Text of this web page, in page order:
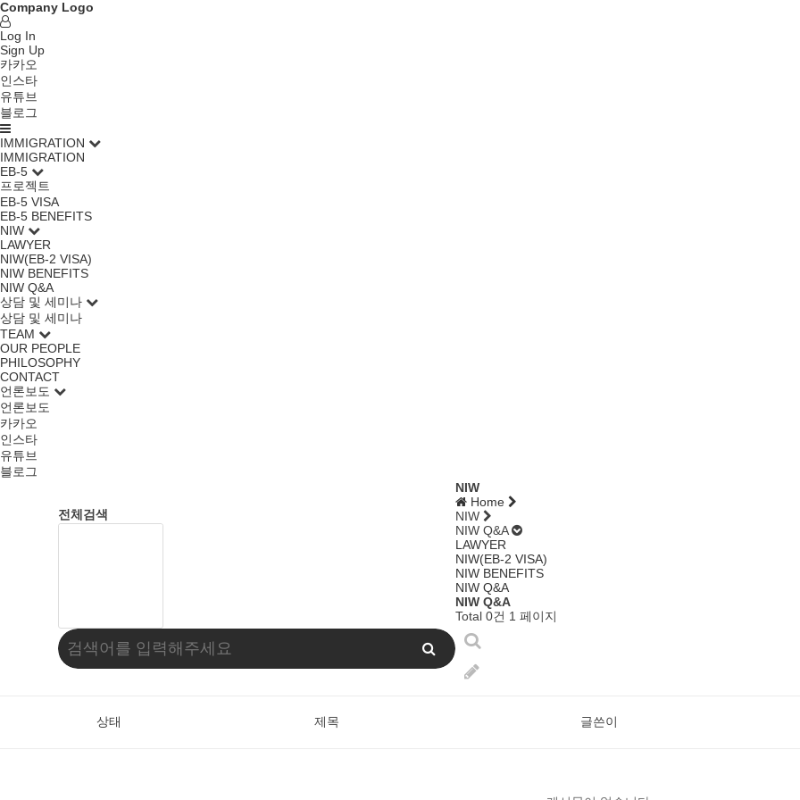
Company Logo
Log In
Sign Up
카카오
인스타
유튜브
블로그
IMMIGRATION
IMMIGRATION
EB-5
프로젝트
EB-5 VISA
EB-5 BENEFITS
NIW
LAWYER
NIW(EB-2 VISA)
NIW BENEFITS
NIW Q&A
상담 및 세미나
상담 및 세미나
TEAM
OUR PEOPLE
PHILOSOPHY
CONTACT
언론보도
언론보도
카카오
인스타
유튜브
블로그
전체검색
NIW
Home
NIW
NIW Q&A
LAWYER
NIW(EB-2 VISA)
NIW BENEFITS
NIW Q&A
NIW Q&A
Total 0건 1 페이지
상태 제목 글쓴이